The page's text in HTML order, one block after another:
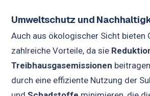
Umweltschutz und
Auch aus ökologischer Sicht bieten
zahlreiche Vorteile, da sie
Treibhausgasemissionen
durch eine effiziente Nutzung der